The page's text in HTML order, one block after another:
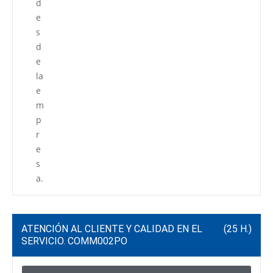
d
e
s
d
e
la
e
m
p
r
e
s
a.
ATENCIÓN AL CLIENTE Y CALIDAD EN EL
SERVICIO. COMM002PO
(25 H.)